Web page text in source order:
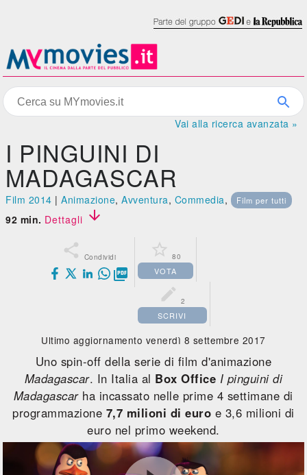
Vai alla ricerca avanzata »
I PINGUINI DI
MADAGASCAR
Film 2014 |Animazione,Avventura, Commedia, Film per tutti
92 min. Dettagli 
 Condividi

 80
VOTA
 2
SCRIVI
Ultimo aggiornamento venerdì 8 settembre 2017
Uno spin-off della serie di film d'animazione
Madagascar. In Italia al Box Office I pinguini di
Madagascarha incassato nelle prime 4 settimane di
programmazione 7,7 milioni di euro e 3,6 milioni di
euro nel primo weekend.